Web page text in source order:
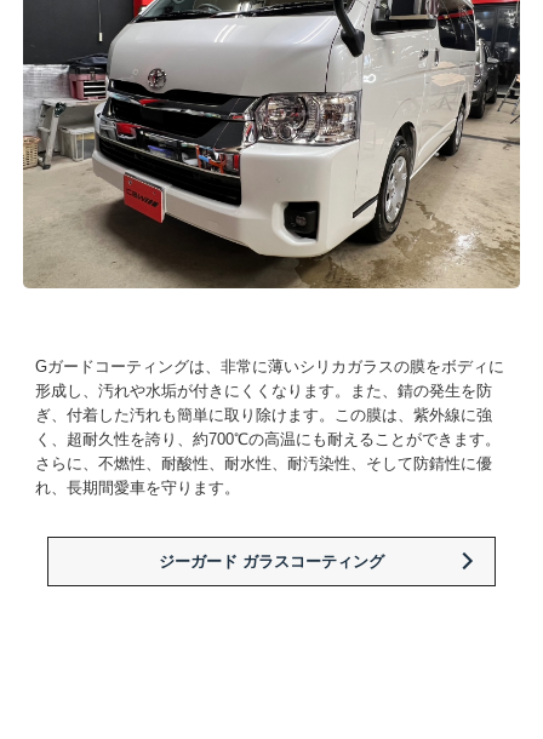
Gガードコーティングは、非常に薄いシリカガラスの膜をボディに
形成し、汚れや水垢が付きにくくなります。また、錆の発生を防
ぎ、付着した汚れも簡単に取り除けます。この膜は、紫外線に強
く、超耐久性を誇り、約700℃の高温にも耐えることができます。
さらに、不燃性、耐酸性、耐水性、耐汚染性、そして防錆性に優
れ、長期間愛車を守ります。
ジーガード ガラスコーティング